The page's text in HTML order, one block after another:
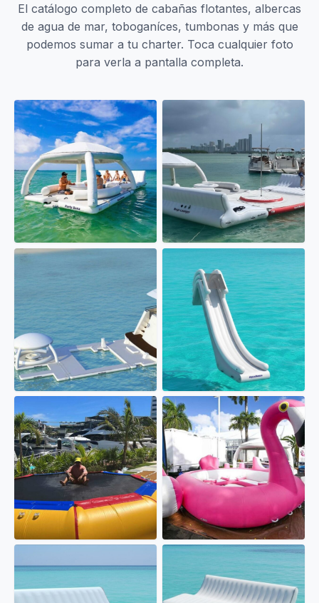
Whale Shark Season (Jun-Sep)
Lobster Season (Jul-Feb)
El catálogo completo de cabañas flotantes, albercas
de agua de mar, toboganíces, tumbonas y más que
podemos sumar a tu charter. Toca cualquier foto
para verla a pantalla completa.